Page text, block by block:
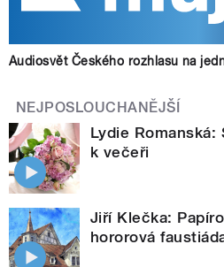
Audiosvět Českého rozhlasu na
NEJPOSLOUCHANĚJŠÍ
Lydie Romanská:
k večeři
Jiří Klečka:
hororová